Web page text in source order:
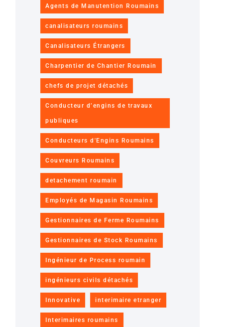
Agents de Manutention Roumains
canalisateurs roumains
Canalisateurs Étrangers
Charpentier de Chantier Roumain
chefs de projet détachés
Conducteur d’engins de travaux
publiques
Conducteurs d'Engins Roumains
Couvreurs Roumains
detachement roumain
Employés de Magasin Roumains
Gestionnaires de Ferme Roumains
Gestionnaires de Stock Roumains
Ingénieur de Process roumain
ingénieurs civils détachés
Innovative interimaire etranger
Interimaires roumains